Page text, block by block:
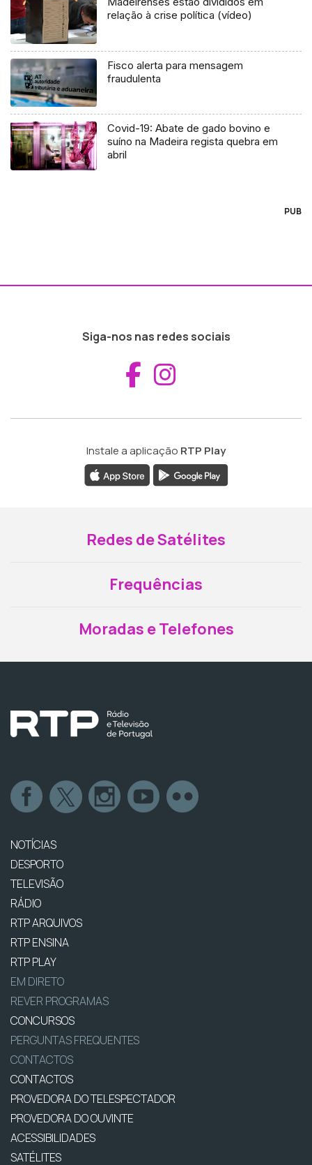
relação à crise política (vídeo)
Fisco alerta para mensagem
fraudulenta
Covid-19: Abate de gado bovino e
suíno na Madeira regista quebra em
abril
PUB
Siga-nos nas redes sociais
Aceder ao
Instale a aplicação RTP Play
Redes de Satélites
Frequências
Moradas e Telefones
NOTÍCIAS
DESPORTO
TELEVISÃO
RÁDIO
RTP ARQUIVOS
RTP ENSINA
RTP PLAY
EM DIRETO
REVER PROGRAMAS
CONCURSOS
PERGUNTAS FREQUENTES
CONTACTOS
CONTACTOS
PROVEDORA DO TELESPECTADOR
PROVEDORA DO OUVINTE
ACESSIBILIDADES
SATÉLITES